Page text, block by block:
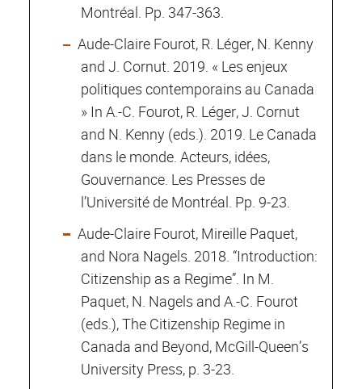
Montréal. Pp. 347-363.
Aude-Claire Fourot, R. Léger, N. Kenny
and J. Cornut. 2019. « Les enjeux
politiques contemporains au Canada
» In A.-C. Fourot, R. Léger, J. Cornut
and N. Kenny (eds.). 2019. Le Canada
dans le monde. Acteurs, idées,
Gouvernance. Les Presses de
l’Université de Montréal. Pp. 9-23.
Aude-Claire Fourot, Mireille Paquet,
and Nora Nagels. 2018. “Introduction:
Citizenship as a Regime”. In M.
Paquet, N. Nagels and A.-C. Fourot
(eds.), The Citizenship Regime in
Canada and Beyond, McGill-Queen’s
University Press, p. 3-23.